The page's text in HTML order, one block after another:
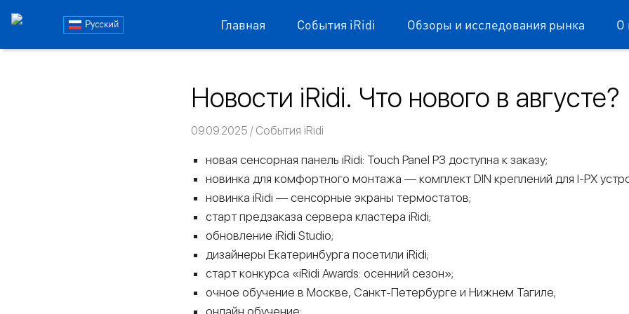
Блог
iRidi
Главная События iRidi Обзоры и исследования рынка О
Новости iRidi. Что нового в августе?
09.09.2025 Команда iRidium mobile
События iRidi
новая сенсорная панель iRidi: Touch Panel P3 доступна к заказу;
новинка для комфортного монтажа — комплект DIN креплений для I-PX
новинка iRidi — сенсорные экраны термостатов;
старт предзаказа сервера кластера iRidi;
обновление iRidi Studio;
дизайнеры Екатеринбурга посетили iRidi;
старт конкурса «iRidi Awards: осенний сезон»;
очное обучение в Москве, Санкт-Петербурге и Нижнем Тагиле;
онлайн обучение;